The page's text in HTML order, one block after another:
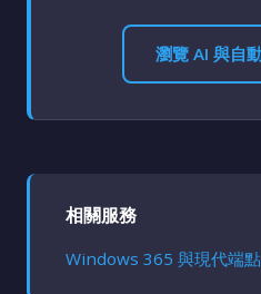
瀏覽 AI 與自
相關服務
Windows 365 與現代端點